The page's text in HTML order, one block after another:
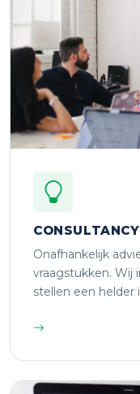
CONSULTANCY
Onafhankelijk
vraagstukken. Wij
stellen een